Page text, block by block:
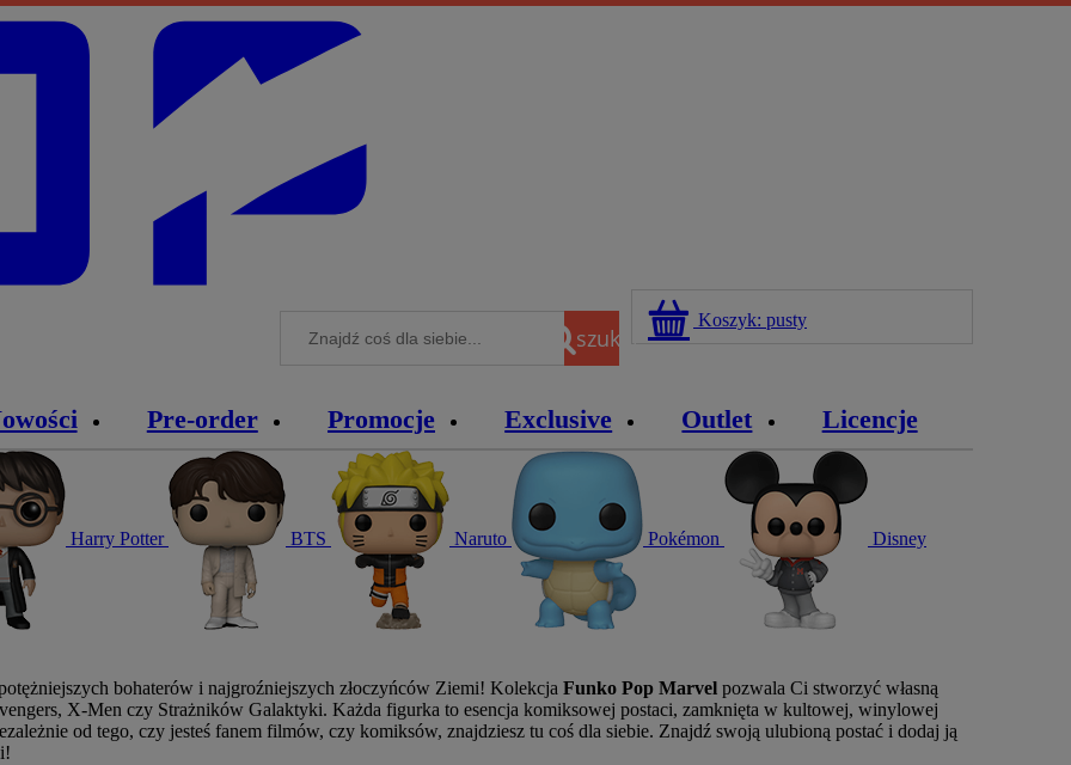
Koszyk: pusty
szukaj
Pre-order Promocje Exclusive Outlet Licencje
Harry Potter BTS Naruto Pokémon Disney
bohaterów i najgroźniejszych złoczyńców Ziemi! Kolekcja Funko Pop Marvel pozwala Ci stworzyć własną
X-Men czy Strażników Galaktyki. Każda figurka to esencja komiksowej postaci, zamknięta w kultowej, winylowej
od tego, czy jesteś fanem filmów, czy komiksów, znajdziesz tu coś dla siebie. Znajdź swoją ulubioną postać i dodaj ją